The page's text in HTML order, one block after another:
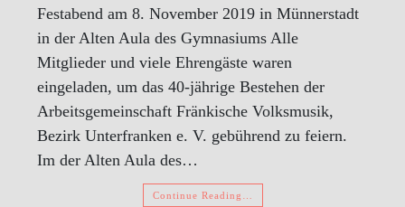
Festabend am 8. November 2019 in Münnerstadt
in der Alten Aula des Gymnasiums Alle
Mitglieder und viele Ehrengäste waren
eingeladen, um das 40-jährige Bestehen der
Arbeitsgemeinschaft Fränkische Volksmusik,
Bezirk Unterfranken e. V. gebührend zu feiern.
Im der Alten Aula des…
Continue Reading…